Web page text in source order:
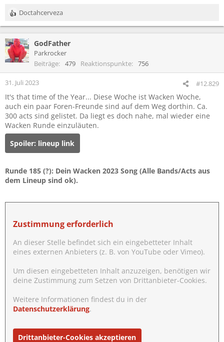
R
e
k
t
i
o
n
n
:
Doctahcerveza
GodFather
Parkrocker
Beiträge
479 Reaktionspunkte 756
31. Juli 2023 #12.829
It's that time of the Year... Diese Woche ist Wacken Woche,
auch ein paar Foren-Freunde sind auf dem Weg dorthin. Ca.
300 acts sind gelistet. Da liegt es doch nahe, mal wieder eine
Wacken Runde einzuläuten.
Spoiler: lineup link
Runde 185 (?): Dein Wacken 2023 Song (Alle Bands/Acts aus
dem Lineup sind ok).
Zustimmung erforderlich
An dieser Stelle befindet sich ein eingebetteter Inhalt
eines externen Anbieters (z. B. von YouTube oder Vimeo).
Um diesen eingebetteten Inhalt anzuzeigen, benötigen wir
deine Zustimmung zum Setzen von Drittanbieter-Cookies.
Weitere Informationen findest du in der
Datenschutzerklärung.
Drittanbieter-Cookies akzeptieren